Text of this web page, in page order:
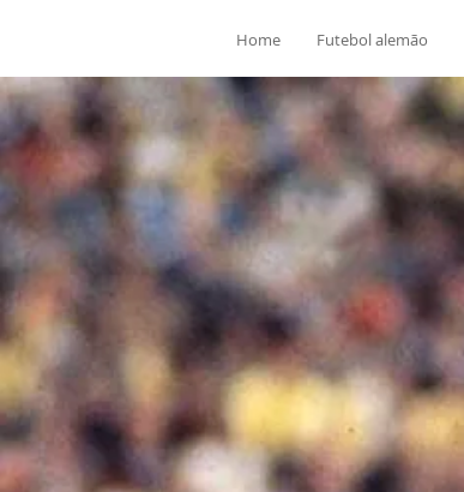
Home Futebol alemão